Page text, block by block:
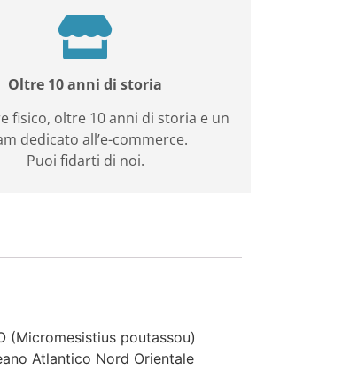
Oltre 10 anni di storia
fisico, oltre 10 anni di storia e un
dedicato all’e-commerce.
Puoi fidarti di noi.
(Micromesistius poutassou)
Atlantico Nord Orientale